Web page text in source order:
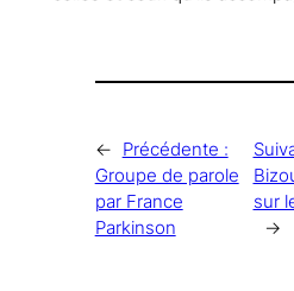
←
Précédente :
Groupe de parole
par France
Parkinson
sur
→